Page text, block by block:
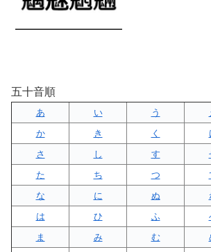
五十音順
あ い う
か
き く
さ
し す
た
ち つ
な
に ぬ
は
ひ ふ
ま
み む